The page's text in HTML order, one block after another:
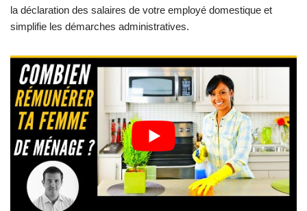
la déclaration des salaires de votre employé domestique et
simplifie les démarches administratives.